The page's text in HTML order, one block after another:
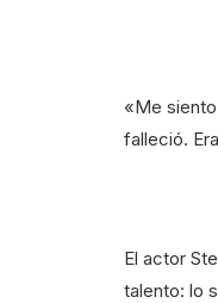
«Me
falleció.
El actor
talento: lo